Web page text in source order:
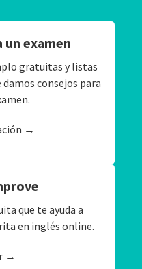
un examen
gratuitas y listas
consejos para
→
que te ayuda a
en inglés online.
→